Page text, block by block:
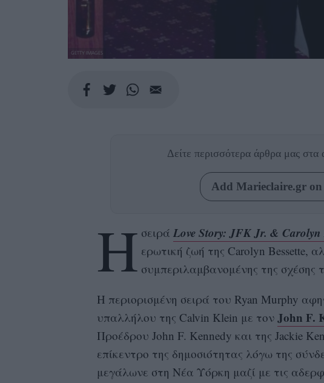
GETTY IMAGES
Δείτε περισσότερα άρθρα μας στα
Add Marieclaire.gr on
Η σειράLove Story: JFK Jr. & Carolyn
ερωτική ζωή της Carolyn Bessette,
συμπεριλαμβανομένης της σχέσης
Η περιορισμένη σειρά του Ryan Murphy
υπαλλήλου της Calvin Klein με τον John F.
Προέδρου John F. Kennedy και της Jackie
επίκεντρο της δημοσιότητας λόγω της
μεγάλωνε στη Νέα Υόρκη μαζί με τις